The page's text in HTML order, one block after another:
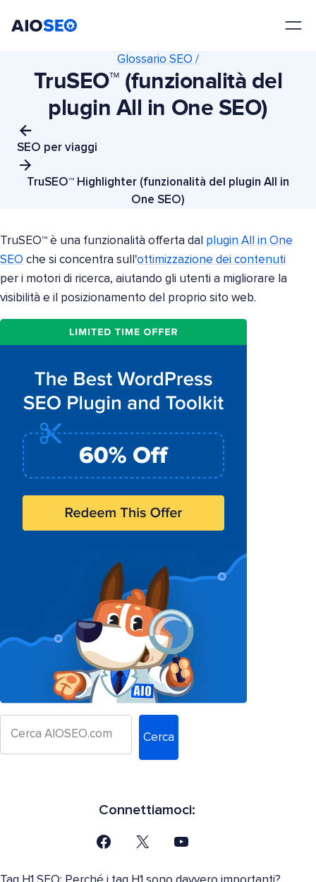
SEO per viaggi
Glossario SEO /
TruSEO™ (funzionalità del
plugin All in One SEO)
TruSEO™ Highlighter (funzionalità del plugin All in
One SEO)
TruSEO™ è una funzionalità offerta dal plugin All in One
SEO che si concentra sull'ottimizzazione dei contenuti
per i motori di ricerca, aiutando gli utenti a migliorare la
visibilità e il posizionamento del proprio sito web.
Cerca
Connettiamoci: